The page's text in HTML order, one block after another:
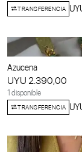
TRANSFERENCIA
Azucena
UYU 2.390,00
1 disponible
TRANSFERENCIA